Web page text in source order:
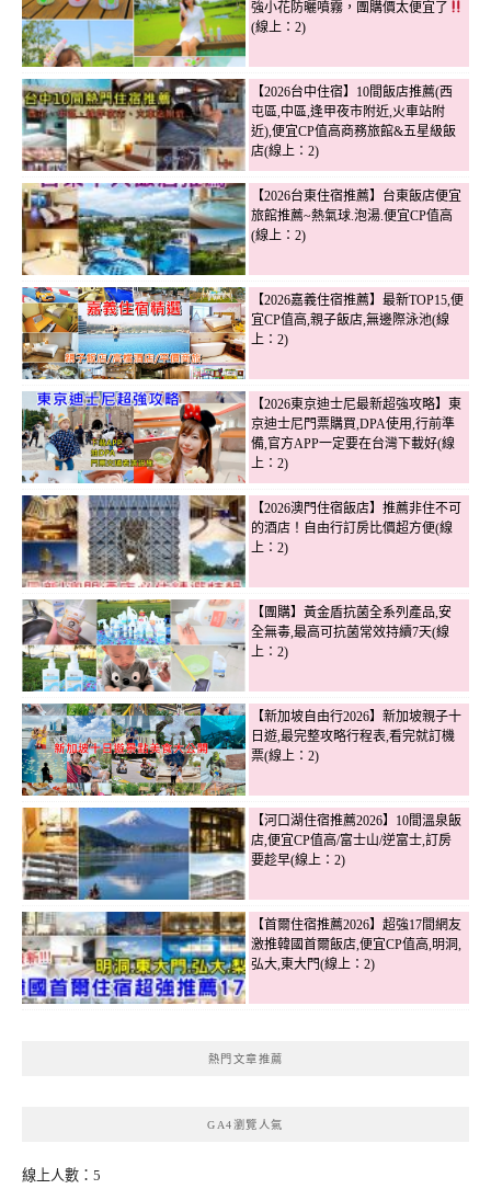
強小花防曬噴霧，團購價太便宜了
(線上：2)
【2026台中住宿】10間飯店推薦(西
屯區,中區,逢甲夜市附近,火車站附
近),便宜CP值高商務旅館&五星級飯
店(線上：2)
【2026台東住宿推薦】台東飯店便宜
旅館推薦~熱氣球.泡湯.便宜CP值高
(線上：2)
【2026嘉義住宿推薦】最新TOP15,便
宜CP值高,親子飯店,無邊際泳池(線
上：2)
【2026東京迪士尼最新超強攻略】東
京迪士尼門票購買,DPA使用,行前準
備,官方APP一定要在台灣下載好(線
上：2)
【2026澳門住宿飯店】推薦非住不可
的酒店！自由行訂房比價超方便(線
上：2)
【團購】黃金盾抗菌全系列產品,安
全無毒,最高可抗菌常效持續7天(線
上：2)
【新加坡自由行2026】新加坡親子十
日遊,最完整攻略行程表,看完就訂機
票(線上：2)
【河口湖住宿推薦2026】10間溫泉飯
店,便宜CP值高/富士山/逆富士,訂房
要趁早(線上：2)
【首爾住宿推薦2026】超強17間網友
激推韓國首爾飯店,便宜CP值高,明洞,
弘大,東大門(線上：2)
熱門文章推薦
GA4瀏覽人氣
線上人數：5